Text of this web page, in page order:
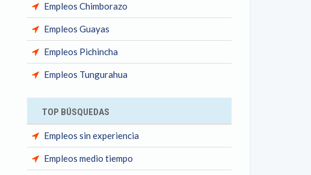
Empleos Chimborazo
Empleos Guayas
Empleos Pichincha
Empleos Tungurahua
TOP BÚSQUEDAS
Empleos sin experiencia
Empleos medio tiempo